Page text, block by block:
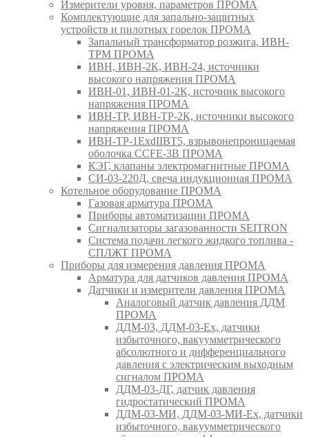
Измерители уровня, параметров ПРОМА
Комплектующие для запально-защитных
устройств и пилотных горелок ПРОМА
Запальный трансформатор розжига, ИВН-
ТРМ ПРОМА
ИВН, ИВН-2К, ИВН-24, источники
высокого напряжения ПРОМА
ИВН-01, ИВН-01-2К, источник высокого
напряжения ПРОМА
ИВН-ТР, ИВН-ТР-2К, источники высокого
напряжения ПРОМА
ИВН-ТР-1ExdIIBT5, взрывонепроницаемая
оболочка CCFE-3B ПРОМА
КЭГ, клапаны электромагнитные ПРОМА
СИ-03-220Д, свеча индукционная ПРОМА
Котельное оборудование ПРОМА
Газовая арматура ПРОМА
Приборы автоматизации ПРОМА
Сигнализаторы загазованности SEITRON
Система подачи легкого жидкого топлива -
СПЛЖТ ПРОМА
Приборы для измерения давления ПРОМА
Арматура для датчиков давления ПРОМА
Датчики и измерители давления ПРОМА
Аналоговый датчик давления ДДМ
ПРОМА
ДДМ-03, ДДМ-03-Ех, датчики
избыточного, вакуумметрического
абсолютного и дифференциального
давления с электрическим выходным
сигналом ПРОМА
ДДМ-03-ДГ, датчик давления
гидростатический ПРОМА
ДДМ-03-МИ, ДДМ-03-МИ-Ех, датчики
избыточного, вакуумметрического